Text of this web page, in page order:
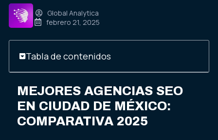
Global Analytica
febrero 21, 2025
Tabla de contenidos
MEJORES AGENCIAS SEO
EN CIUDAD DE MÉXICO:
COMPARATIVA 2025